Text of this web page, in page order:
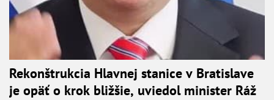
Rekonštrukcia Hlavnej stanice v Bratislave
je opäť o krok bližšie, uviedol minister Ráž